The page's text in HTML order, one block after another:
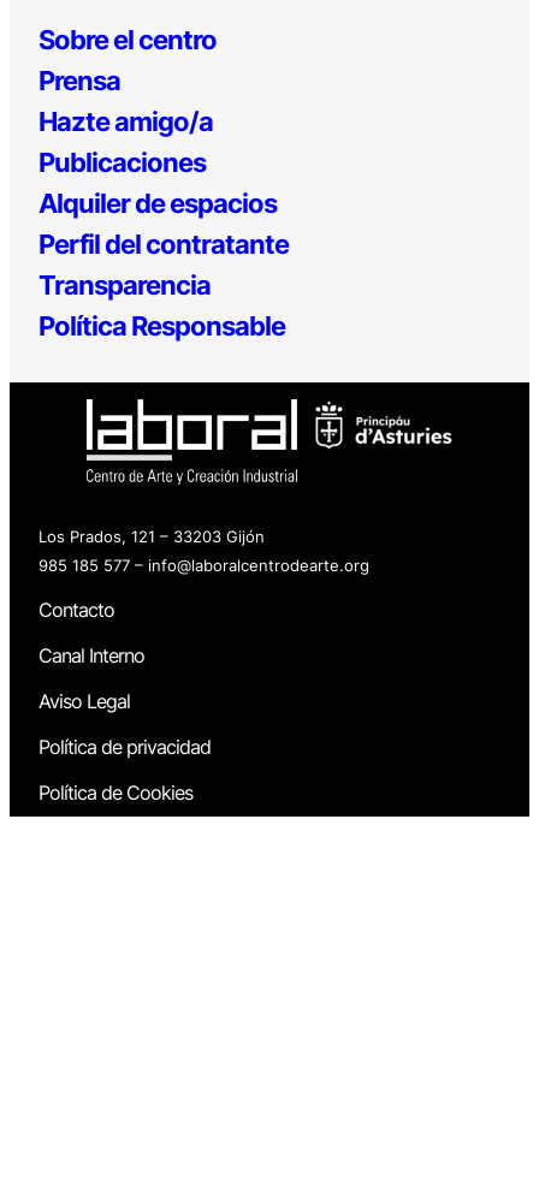
Sobre el centro
Prensa
Hazte amigo/a
Publicaciones
Alquiler de espacios
Perfil del contratante
Transparencia
Política Responsable
Los Prados, 121 – 33203 Gijón
985 185 577 – info@laboralcentrodearte.org
Contacto
Canal Interno
Aviso Legal
Política de privacidad
Política de Cookies